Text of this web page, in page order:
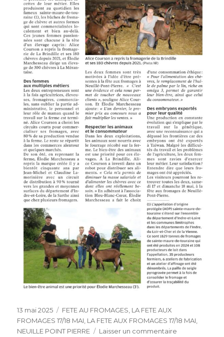
Publié
le
13 mai 2025 Catégories
FETE AU FROMAGES LA FETE AUX
FROMAGES 17/18 MAI LA FETE AUX FROMAGES 17/18 MAI
NEUILLE POINT PIERRE
Laisser un commentaire